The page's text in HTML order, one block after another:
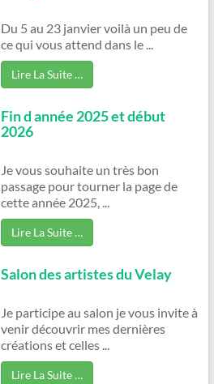
Du 5 au 23 janvier voilà un peu de
ce qui vous attend dans le ...
Lire La Suite …
Fin d année 2025 et début
2026
Je vous souhaite un très bon
passage pour tourner la page de
cette année 2025, ...
Lire La Suite …
Salon des artistes du Velay
Je participe au salon je vous invite à
venir découvrir mes dernières
créations et celles ...
Lire La Suite …